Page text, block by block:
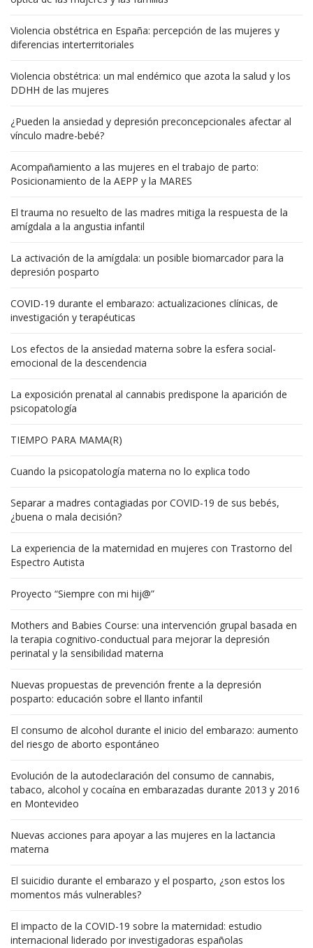
Violencia obstétrica en España: percepción de las mujeres y
diferencias interterritoriales
Violencia obstétrica: un mal endémico que azota la salud y los
DDHH de las mujeres
¿Pueden la ansiedad y depresión preconcepcionales afectar al
vínculo madre-bebé?
Acompañamiento a las mujeres en el trabajo de parto:
Posicionamiento de la AEPP y la MARES
El trauma no resuelto de las madres mitiga la respuesta de la
amígdala a la angustia infantil
La activación de la amígdala: un posible biomarcador para la
depresión posparto
COVID-19 durante el embarazo: actualizaciones clínicas, de
investigación y terapéuticas
Los efectos de la ansiedad materna sobre la esfera social-
emocional de la descendencia
La exposición prenatal al cannabis predispone la aparición de
psicopatología
TIEMPO PARA MAMA(R)
Cuando la psicopatología materna no lo explica todo
Separar a madres contagiadas por COVID-19 de sus bebés,
¿buena o mala decisión?
La experiencia de la maternidad en mujeres con Trastorno del
Espectro Autista
Proyecto “Siempre con mi hij@”
Mothers and Babies Course: una intervención grupal basada en
la terapia cognitivo-conductual para mejorar la depresión
perinatal y la sensibilidad materna
Nuevas propuestas de prevención frente a la depresión
posparto: educación sobre el llanto infantil
El consumo de alcohol durante el inicio del embarazo: aumento
del riesgo de aborto espontáneo
Evolución de la autodeclaración del consumo de cannabis,
tabaco, alcohol y cocaína en embarazadas durante 2013 y 2016
en Montevideo
Nuevas acciones para apoyar a las mujeres en la lactancia
materna
El suicidio durante el embarazo y el posparto, ¿son estos los
momentos más vulnerables?
El impacto de la COVID-19 sobre la maternidad: estudio
internacional liderado por investigadoras españolas